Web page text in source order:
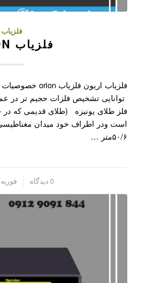
فلزیاب
فلزیاب ORION
توانایی تشخیص فلزات حجیم تر در
فلز طلای یونیزه (طلای قدیمی که
است ودر اطراف خود میدان
۵۰/۶متر …
0 دیدگاه فوریه 22, 2023